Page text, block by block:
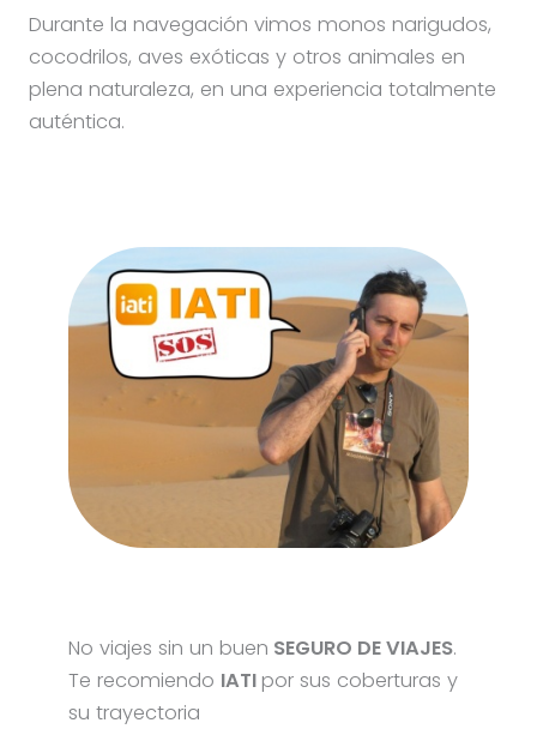
Durante la navegación vimos monos narigudos,
cocodrilos, aves exóticas y otros animales en
plena naturaleza, en una experiencia totalmente
auténtica.
No viajes sin un buen SEGURO DE VIAJES.
Te recomiendo IATI por sus coberturas y
su trayectoria